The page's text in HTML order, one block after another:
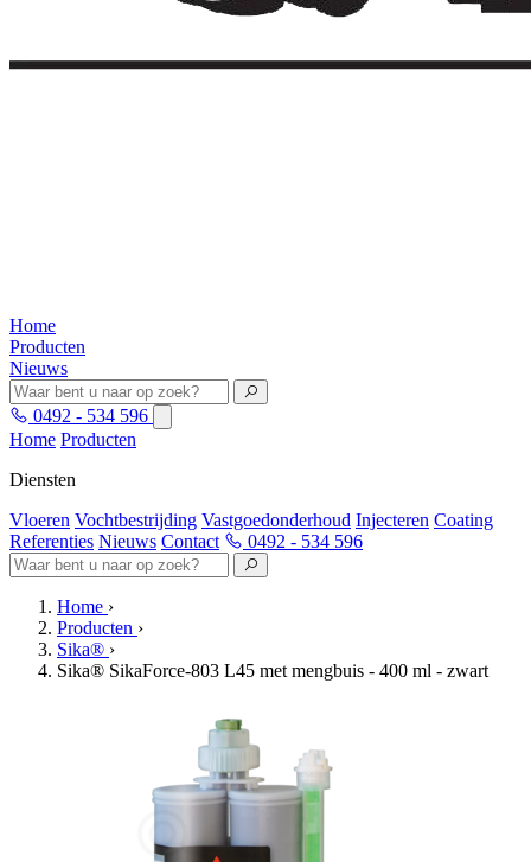
Home
Producten
Nieuws
0492 - 534 596
Home Producten
Diensten
Vloeren Vochtbestrijding Vastgoedonderhoud Injecteren Coating
Referenties Nieuws Contact 0492 - 534 596
Home ›
Producten ›
Sika® ›
Sika® SikaForce-803 L45 met mengbuis - 400 ml - zwart